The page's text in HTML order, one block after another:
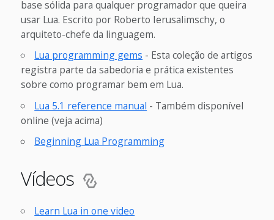
base sólida para qualquer programador que queira
usar Lua. Escrito por Roberto Ierusalimschy, o
arquiteto-chefe da linguagem.
Lua programming gems - Esta coleção de artigos
registra parte da sabedoria e prática existentes
sobre como programar bem em Lua.
Lua 5.1 reference manual - Também disponível
online (veja acima)
Beginning Lua Programming
Vídeos
Learn Lua in one video